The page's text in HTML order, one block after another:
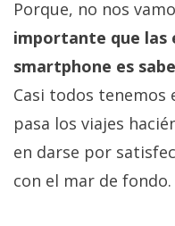
Porque, no nos
importante que las
smartphone es
Casi todos tenemos
pasa los viajes
en darse por
con el mar de fondo.